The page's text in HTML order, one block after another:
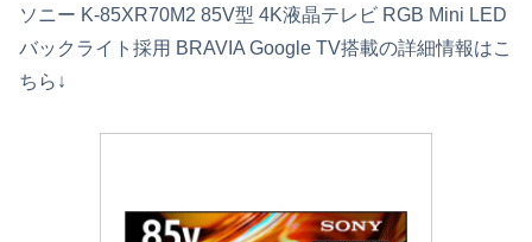
ソニー K-85XR70M2 85V型 4K液晶テレビ RGB Mini LED
バックライト採用 BRAVIA Google TV搭載の詳細情報はこ
ちら↓